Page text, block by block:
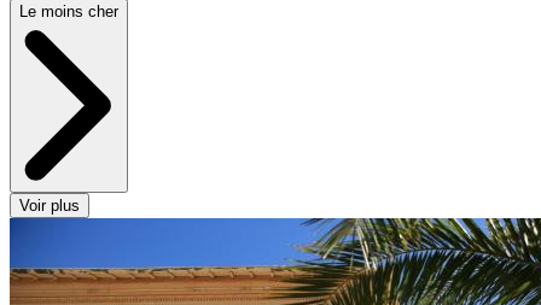
Le moins cher
Voir plus